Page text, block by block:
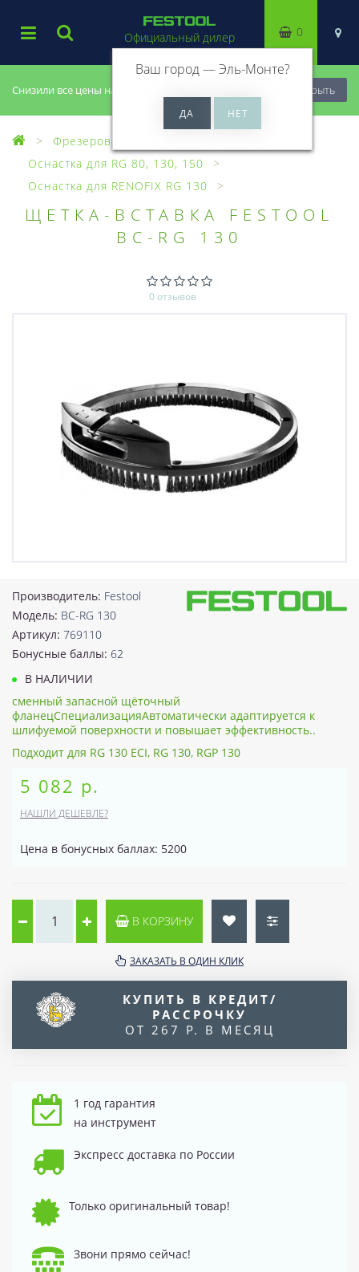
Снизили все цены на 20%, успей купить! Закрыть
Официальный дилер
Ваш город —Эль-Монте?
0
Фрезерование
Оснастка для RG 80, 130, 150
Оснастка для RENOFIX RG 130
ЩЕТКА-ВСТАВКА FESTOOL
BC-RG 130
0 отзывов
Производитель: Festool
Модель: BC-RG 130
Артикул: 769110
Бонусные баллы: 62
В НАЛИЧИИ
сменный запасной щёточный
фланецСпециализацияАвтоматически адаптируется к
шлифуемой поверхности и повышает эффективность..
Подходит для RG 130 ECI, RG 130, RGP 130
5 082 р.
НАШЛИ ДЕШЕВЛЕ?
Цена в бонусных баллах: 5200
В КОРЗИНУ
ЗАКАЗАТЬ В ОДИН КЛИК
КУПИТЬ В КРЕДИТ/
РАССРОЧКУ
ОТ 267 Р. В МЕСЯЦ
1 год гарантия
на инструмент
Экспресс доставка по России
Только оригинальный товар!
Звони прямо сейчас!